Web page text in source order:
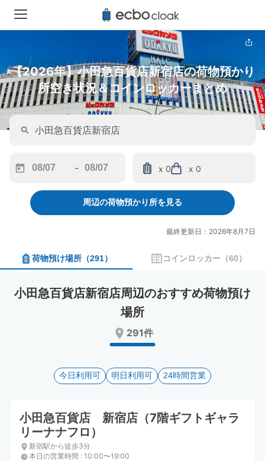
【2026年】小田急百貨店新宿店の荷物預かり
所空き状況＆コインロッカーまとめ
forward
interact
calendar
and
a
date.
shortcuts
for
changing
dates.
-
backward
to
interact
and
a
date.
question
to
get
shortcuts
for
changing
dates.
x 0 x 0
周辺の荷物預かり所を見る
最終更新日：2026年8月7日
荷物預け場所 （291） コインロッカー （60）
小田急百貨店新宿店周辺のおすすめ荷物預け
場所
291件
今日利用可 明日利用可 24時間営業
小田急百貨店 新宿店（7階ギフトギャラ
リーナナフロ）
新宿駅から徒歩3分
本日の営業時間 : 10:00〜19:00